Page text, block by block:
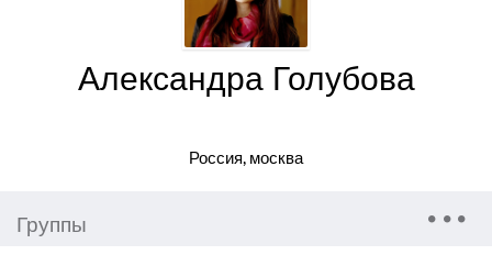
Александра Голубова
Россия, москва
Группы